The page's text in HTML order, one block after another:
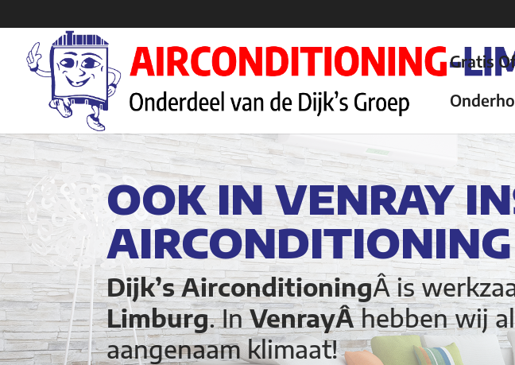
Gratis
OOK IN VENRAY
AIRCONDITIONING
Dijk’s AirconditioningÂ is
Limburg. InVenrayÂhebben wij
aangenaam klimaat!